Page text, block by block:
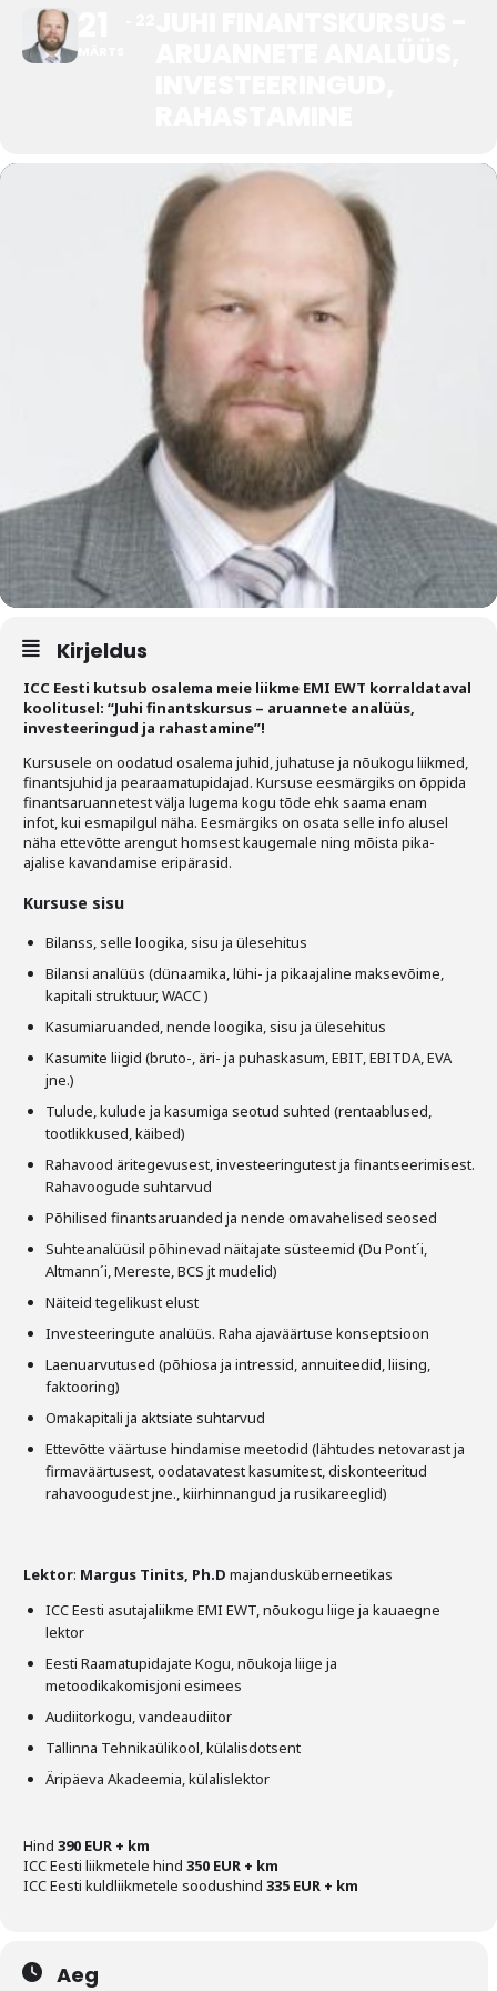
Tegevused
ICC komisjonid
Digiraamatukogu
Juhendid ja väljaanded
Liitu meililistiga
Oskusteave
Incoterms® 2020
Abimaterjalid
Projektid
Kirjeldus
ICC Eesti kutsub osalema meie liikme EMI EWT korraldataval
koolitusel: “Juhi finantskursus – aruannete analüüs,
investeeringud ja rahastamine”!
Kursusele on oodatud osalema juhid, juhatuse ja nõukogu liikmed,
finantsjuhid ja pearaamatupidajad. Kursuse eesmärgiks on õppida
finantsaruannetest välja lugema kogu tõde ehk saama enam
infot, kui esmapilgul näha. Eesmärgiks on osata selle info alusel
näha ettevõtte arengut homsest kaugemale ning mõista pika-
ajalise kavandamise eripärasid.
Kursuse sisu
Bilanss, selle loogika, sisu ja ülesehitus
Bilansi analüüs (dünaamika, lühi- ja pikaajaline maksevõime,
kapitali struktuur, WACC )
Kasumiaruanded, nende loogika, sisu ja ülesehitus
Kasumite liigid (bruto-, äri- ja puhaskasum, EBIT, EBITDA, EVA
jne.)
Tulude, kulude ja kasumiga seotud suhted (rentaablused,
tootlikkused, käibed)
Rahavood äritegevusest, investeeringutest ja finantseerimisest.
Rahavoogude suhtarvud
Põhilised finantsaruanded ja nende omavahelised seosed
Suhteanalüüsil põhinevad näitajate süsteemid (Du Pont´i,
Altmann´i, Mereste, BCS jt mudelid)
Näiteid tegelikust elust
Investeeringute analüüs. Raha ajaväärtuse konseptsioon
Laenuarvutused (põhiosa ja intressid, annuiteedid, liising,
faktooring)
Omakapitali ja aktsiate suhtarvud
Ettevõtte väärtuse hindamise meetodid (lähtudes netovarast ja
firmaväärtusest, oodatavatest kasumitest, diskonteeritud
rahavoogudest jne., kiirhinnangud ja rusikareeglid)
Lektor: Margus Tinits, Ph.D majandusküberneetikas
ICC Eesti asutajaliikme EMI EWT, nõukogu liige ja kauaegne
lektor
Eesti Raamatupidajate Kogu, nõukoja liige ja
metoodikakomisjoni esimees
Audiitorkogu, vandeaudiitor
Tallinna Tehnikaülikool, külalisdotsent
Äripäeva Akadeemia, külalislektor
Hind 390 EUR + km
ICC Eesti liikmetele hind 350 EUR + km
ICC Eesti kuldliikmetele soodushind 335 EUR + km
Aeg